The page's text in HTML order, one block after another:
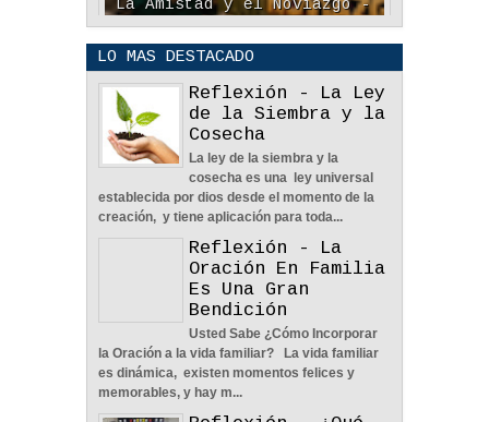
04 Jun 2022 0
Nos Toca Escoger El
Camino, Fácil O Difícil -
Reflexión
04 Jun 2022 0
Aprendiendo A Confiar A
Pesar De Las
Circunstancias - Reflexión
04 Jun 2022 0
Reflexión - La Ley
de la Siembra y la
Cosecha
La ley de la siembra y la
cosecha es una ley universal
establecida por dios desde el momento de la
creación, y tiene aplicación para toda...
Reflexión - La
Oración En Familia
Es Una Gran
Bendición
Usted Sabe ¿Cómo Incorporar
la Oración a la vida familiar? La vida familiar
es dinámica, existen momentos felices y
memorables, y hay m...